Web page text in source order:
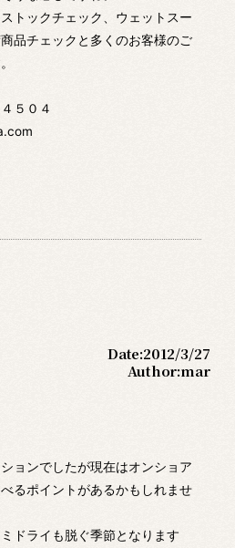
トックチェック、ウェットスー
品チェックと多くのお客様のご
５０４
Date:2012/3/27
Author:mar
ョンでしたが現在はオンショア
るポイントがあるかもしれませ
ドライも脱ぐ季節となります